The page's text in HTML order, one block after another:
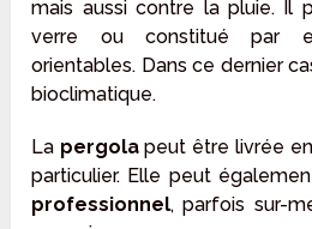
mais aussi contre la pluie. Il
verre ou constitué par
orientables. Dans ce dernier
bioclimatique.
La pergolapeut être livrée en
particulier. Elle peut
professionnel, parfois sur-